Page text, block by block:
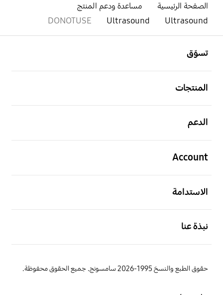
الصفحة الرئيسية
مساعدة ودعم المنتج
Ultrasound
Ultrasound
DONOTUSE
تسوّق
المنتجات
الدعم
Account
الاستدامة
نبذة عنا
حقوق الطبع والنسخ 1995-2026 سامسونج. جميع الحقوق محفوظة.